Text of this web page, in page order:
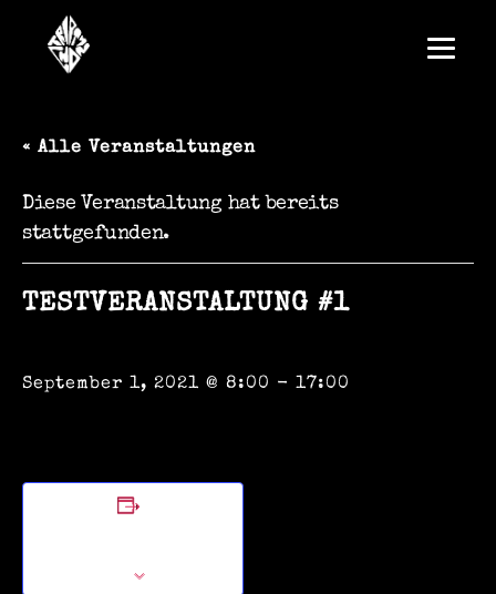
« Alle Veranstaltungen
Diese Veranstaltung hat bereits
stattgefunden.
TESTVERANSTALTUNG #1
September 1, 2021 @ 8:00 - 17:00